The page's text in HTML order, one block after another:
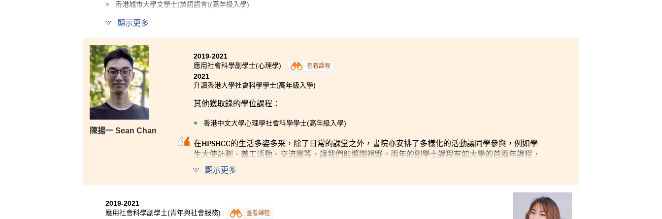
香港城市大學文學士(英語語言)(高年級入學)
香港城市大學社會科學學士(犯罪學及社會學)(高年級入學)
在書院就讀的兩年非常難忘，我學習到多方面的法律知識和專業技能，對從事法律領域的工作非常實
用。我非常感謝書院的講師和學生輔導主任的支持，他們讓我有動力去追尋我的夢想，我亦很感謝書
院為學生提供的所有機會。
顯示更多
陳揚一 Sean Chan
2019-2021
應用社會科學副學士(心理學)
查看課程
2021
升讀香港大學社會科學學士(高年級入學)
其他獲取錄的學位課程：
香港中文大學心理學社會科學學士(高年級入學)
在HPSHCC的生活多姿多采，除了日常的課堂之外，書院亦安排了多樣化的活動讓同學參與，例如學
生大使計劃、義工活動、交流團等，讓我們能擴闊視野。兩年的副學士課程有如大學的首兩年課程，
鞏固了我們的語文能力和學習基礎。書院的校舍雖小，但這小小的環境讓教職員和學生之間的關係更
緊密，資源能更集中在學生上，我很享受這兩年的大專生活。
顯示更多
2019-2021
應用社會科學副學士(青年與社會服務)
查看課程